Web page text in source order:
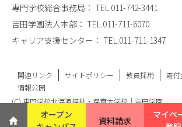
専門学校総合事務局： TEL.011-742-3441
吉田学園法人本部： TEL.011-711-6070
キャリア支援センター： TEL.011-711-1347
関連リンク サイトポリシー 教員採用
寄
情報公開
(C) 専門学校北海道福祉・保育大学校｜吉田学園
オープン
資料請求
マイペ